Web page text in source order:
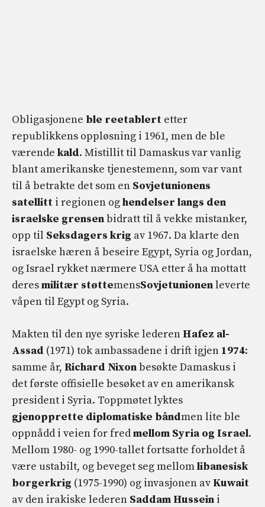
Obligasjonene ble reetablert etter
republikkens oppløsning i 1961, men de ble
værende kald. Mistillit til Damaskus var vanlig
blant amerikanske tjenestemenn, som var vant
til å betrakte det som en Sovjetunionens
satellitt i regionen oghendelser langs den
israelske grensenbidratt til å vekke mistanker,
opp til Seksdagers krig av 1967. Da klarte den
israelske hæren å beseire Egypt, Syria og Jordan,
og Israel rykket nærmere USA etter å ha mottatt
deresmilitær støttemensSovjetunionenleverte
våpen til Egypt og Syria.
Makten til den nye syriske lederen Hafez al-
Assad (1971) tok ambassadene i drift igjen 1974:
samme år, Richard Nixonbesøkte Damaskus i
det første offisielle besøket av en amerikansk
president i Syria. Toppmøtet lyktes
gjenopprette diplomatiske båndmen lite ble
oppnådd i veien for fredmellom Syria og Israel.
Mellom 1980- og 1990-tallet fortsatte forholdet å
være ustabilt, og beveget seg mellomlibanesisk
borgerkrig (1975-1990) og invasjonen av Kuwait
av den irakiske lederen Saddam Hussein i